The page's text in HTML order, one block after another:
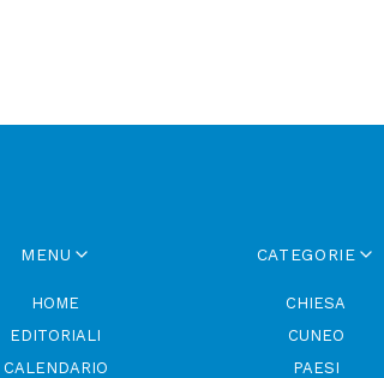
MENU
HOME
EDITORIALI
CALENDARIO
CATEGORIE
CHIESA
CUNEO
PAESI